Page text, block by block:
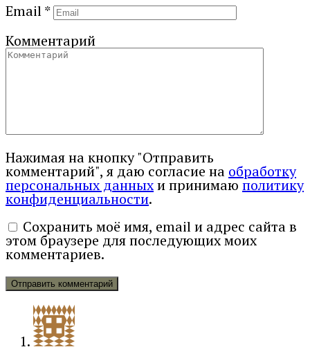
Email*
Комментарий
Нажимая на кнопку "Отправить
комментарий", я даю согласие на обработку
персональных данныхи принимаюполитику
конфиденциальности.
Сохранить моё имя, email и адрес сайта в
этом браузере для последующих моих
комментариев.